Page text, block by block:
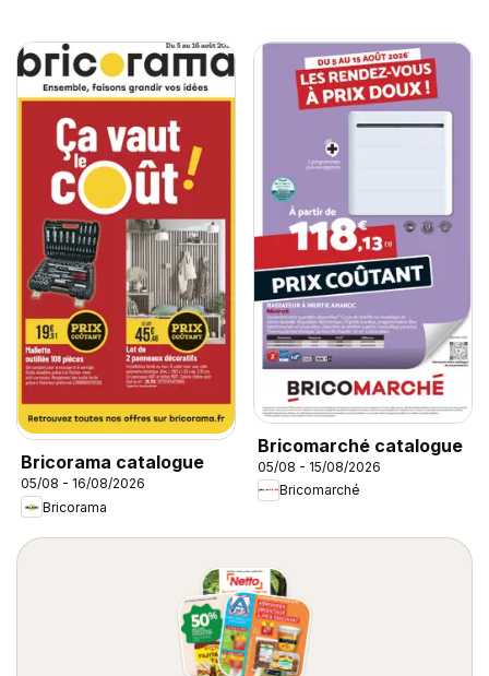
Bricorama catalogue
05/08 - 16/08/2026
Bricorama
Bricomarché catalogue
05/08 - 15/08/2026
Bricomarché